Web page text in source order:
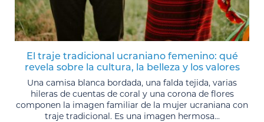
El traje tradicional ucraniano femenino: qué
revela sobre la cultura, la belleza y los valores
Una camisa blanca bordada, una falda tejida, varias
hileras de cuentas de coral y una corona de flores
componen la imagen familiar de la mujer ucraniana con
traje tradicional. Es una imagen hermosa...